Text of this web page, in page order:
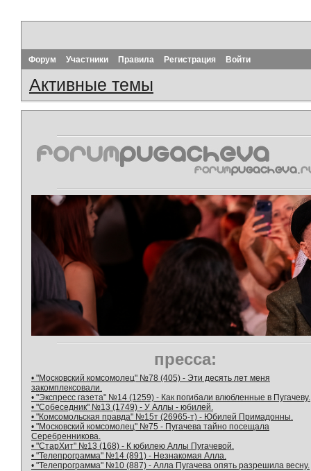
Форум Участники Правила Регистрация Войти
Активные темы
пресса:
• "Московский комсомолец" №78 (405) - Эти десять лет меня
закомплексовали.
• "Экспресс газета" №14 (1259) - Как погибали влюбленные в Пугачеву.
• "Собеседник" №13 (1749) - У Аллы - юбилей.
• "Комсомольская правда" №15т (26965-т) - Юбилей Примадонны.
• "Московский комсомолец" №75 - Пугачева тайно посещала
Серебренникова.
• "СтарХит" №13 (168) - К юбилею Аллы Пугачевой.
• "Телепрограмма" №14 (891) - Незнакомая Алла.
• "Телепрограмма" №10 (887) - Алла Пугачева опять разрешила весну.